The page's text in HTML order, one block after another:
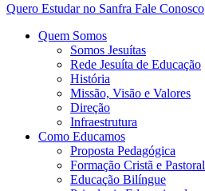
Quero Estudar no Sanfra Fale Conosco
Quem Somos
Somos Jesuítas
Rede Jesuíta de Educação
História
Missão, Visão e Valores
Direção
Infraestrutura
Como Educamos
Proposta Pedagógica
Formação Cristã e Pastoral
Educação Bilíngue